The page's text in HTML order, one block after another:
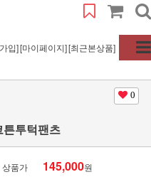
입][마이페이지][최근본상품]
0
투턱팬츠
상품가 145,000원